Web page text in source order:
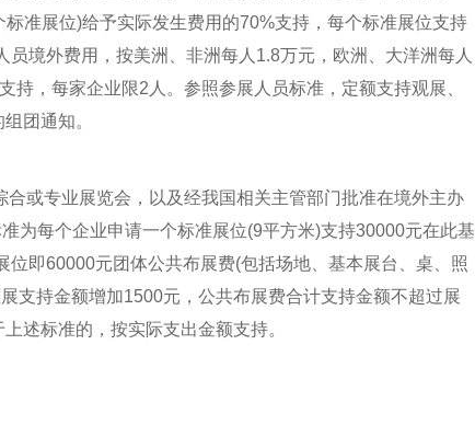
准展位)给予实际发生费用的70%支持，每个标准展位支持
境外费用，按美洲、非洲每人1.8万元，欧洲、大洋洲每人
，每家企业限2人。参照参展人员标准，定额支持观展、
团通知。
或专业展览会，以及经我国相关主管部门批准在境外主办
为每个企业申请一个标准展位(9平方米)支持30000元在此基
即60000元团体公共布展费(包括场地、基本展台、桌、照
支持金额增加1500元，公共布展费合计支持金额不超过展
述标准的，按实际支出金额支持。